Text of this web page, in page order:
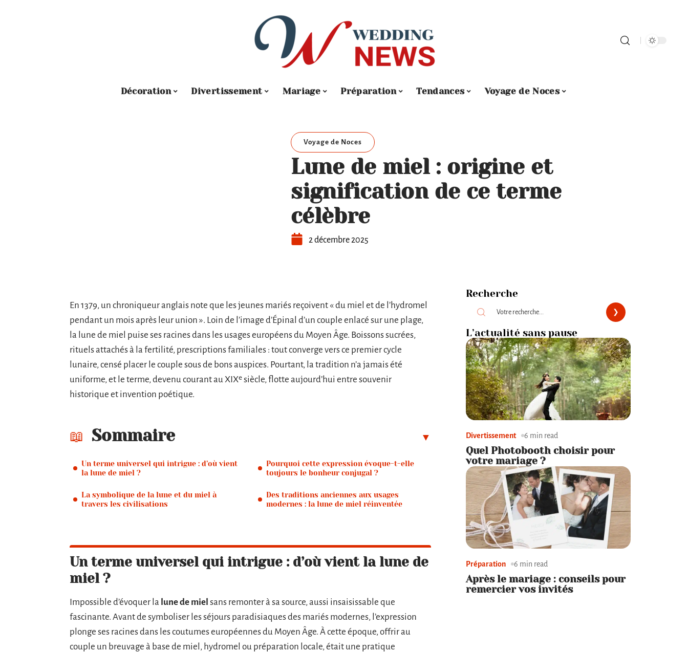
Décoration Divertissement Mariage Préparation Tendances Voyage de Noces
Voyage de Noces
Lune de miel : origine et
signification de ce terme
célèbre
2 décembre 2025
En 1379, un chroniqueur anglais note que les jeunes mariés reçoivent « du miel et de l’hydromel
pendant un mois après leur union ». Loin de l’image d’Épinal d’un couple enlacé sur une plage,
la lune de miel puise ses racines dans les usages européens du Moyen Âge. Boissons sucrées,
rituels attachés à la fertilité, prescriptions familiales : tout converge vers ce premier cycle
lunaire, censé placer le couple sous de bons auspices. Pourtant, la tradition n’a jamais été
uniforme, et le terme, devenu courant au XIXᵉ siècle, flotte aujourd’hui entre souvenir
historique et invention poétique.
Sommaire
Un terme universel qui intrigue : d’où vient
la lune de miel ?
La symbolique de la lune et du miel à
travers les civilisations
Pourquoi cette expression évoque-t-elle
toujours le bonheur conjugal ?
Des traditions anciennes aux usages
modernes : la lune de miel réinventée
Un terme universel qui intrigue : d’où vient la lune de
miel ?
Impossible d’évoquer la lune de miel sans remonter à sa source, aussi insaisissable que
fascinante. Avant de symboliser les séjours paradisiaques des mariés modernes, l’expression
plonge ses racines dans les coutumes européennes du Moyen Âge. À cette époque, offrir au
couple un breuvage à base de miel, hydromel ou préparation locale, était une pratique
Recherche
L’actualité sans pause
Divertissement 6 min read
Quel Photobooth choisir pour
votre mariage ?
Préparation 6 min read
Après le mariage : conseils pour
remercier vos invités